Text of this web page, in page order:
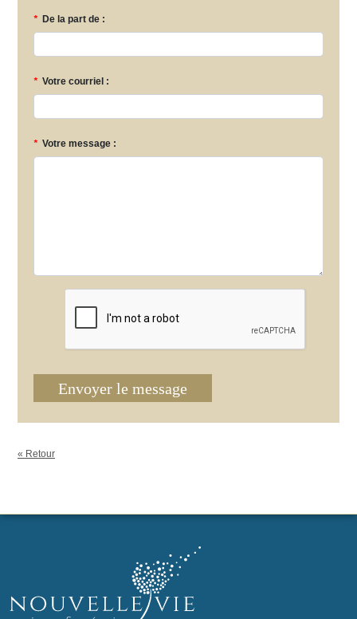
* De la part de :
* Votre courriel :
* Votre message :
Envoyer le message
« Retour